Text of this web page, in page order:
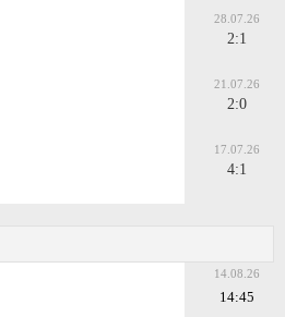
28.07.26
2:1
21.07.26
2:0
17.07.26
4:1
14.08.26
14:45